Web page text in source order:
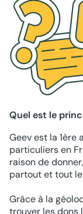
Quel est le
Geev est la 1ère
particuliers en
raison de
partout et tout
Grâce à la
trouver les dons